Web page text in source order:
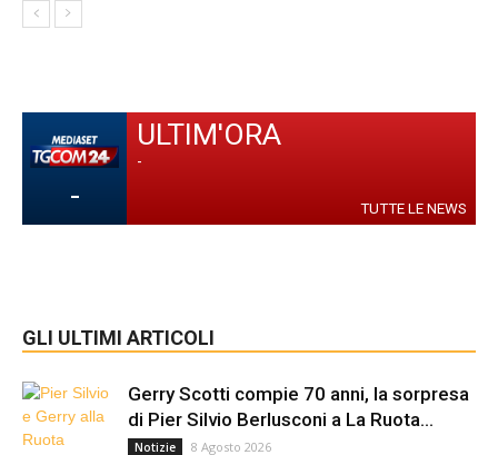
-
ULTIM'ORA
-
TUTTE LE NEWS
GLI ULTIMI ARTICOLI
Gerry Scotti compie 70 anni, la sorpresa
di Pier Silvio Berlusconi a La Ruota...
Notizie 8 Agosto 2026